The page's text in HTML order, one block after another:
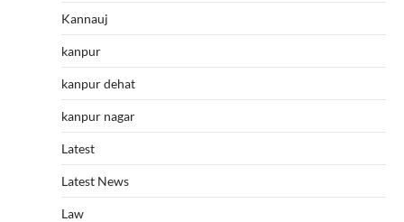
Kannauj
kanpur
kanpur dehat
kanpur nagar
Latest
Latest News
Law